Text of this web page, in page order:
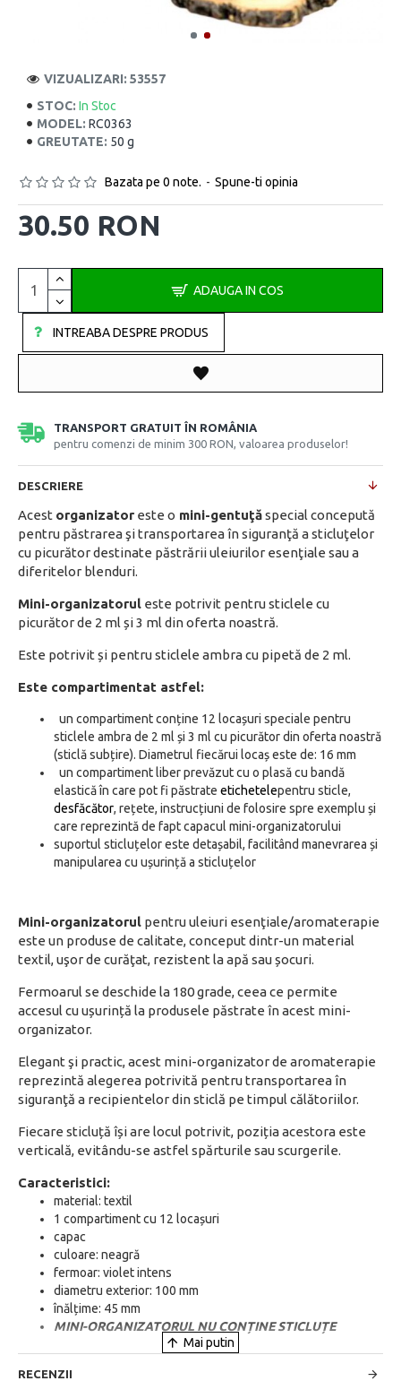
STOC: In Stoc
MODEL: RC0363
GREUTATE: 50 g
VIZUALIZARI: 53557
Bazata pe 0 note. - Spune-ti opinia
30.50 RON
ADAUGA IN COS
INTREABA DESPRE PRODUS
TRANSPORT GRATUIT ÎN ROMÂNIA
pentru comenzi de minim 300 RON, valoarea produselor!
DESCRIERE
Acest organizator este o mini-gentuţăspecial concepută
pentru păstrarea şi transportarea în siguranţă a sticluţelor
cu picurător destinate păstrării uleiurilor esenţiale sau a
diferitelor blenduri.
Mini-organizatorul este potrivit pentru sticlele cu
picurător de 2 ml și 3 ml din oferta noastră.
Este potrivit și pentru sticlele ambra cu pipetă de 2 ml.
Este compartimentat astfel:
un compartiment conține 12 locașuri speciale pentru
sticlele ambra de 2 ml și 3 ml cu picurător din oferta noastră
(sticlă subțire). Diametrul fiecărui locaș este de: 16 mm
un compartiment liber prevăzut cu o plasă cu bandă
elastică în care pot fi păstrate etichetelepentru sticle,
desfăcător, rețete, instrucțiuni de folosire spre exemplu și
care reprezintă de fapt capacul mini-organizatorului
suportul sticluțelor este detașabil, facilitând manevrarea și
manipularea cu ușurință a sticluțelor
Mini-organizatorul pentru uleiuri esenţiale/aromaterapie
este un produse de calitate, conceput dintr-un material
textil, uşor de curăţat, rezistent la apă sau șocuri.
Fermoarul se deschide la 180 grade, ceea ce permite
accesul cu ușurință la produsele păstrate în acest mini-
organizator.
Elegant şi practic, acest mini-organizator de aromaterapie
reprezintă alegerea potrivită pentru transportarea în
siguranţă a recipientelor din sticlă pe timpul călătoriilor.
Fiecare sticluță își are locul potrivit, poziția acestora este
verticală, evitându-se astfel spărturile sau scurgerile.
Caracteristici:
material: textil
1 compartiment cu 12 locașuri
capac
culoare: neagră
fermoar: violet intens
diametru exterior: 100 mm
înălțime: 45 mm
MINI-ORGANIZATORUL NU CONȚINE STICLUȚE
RECENZII